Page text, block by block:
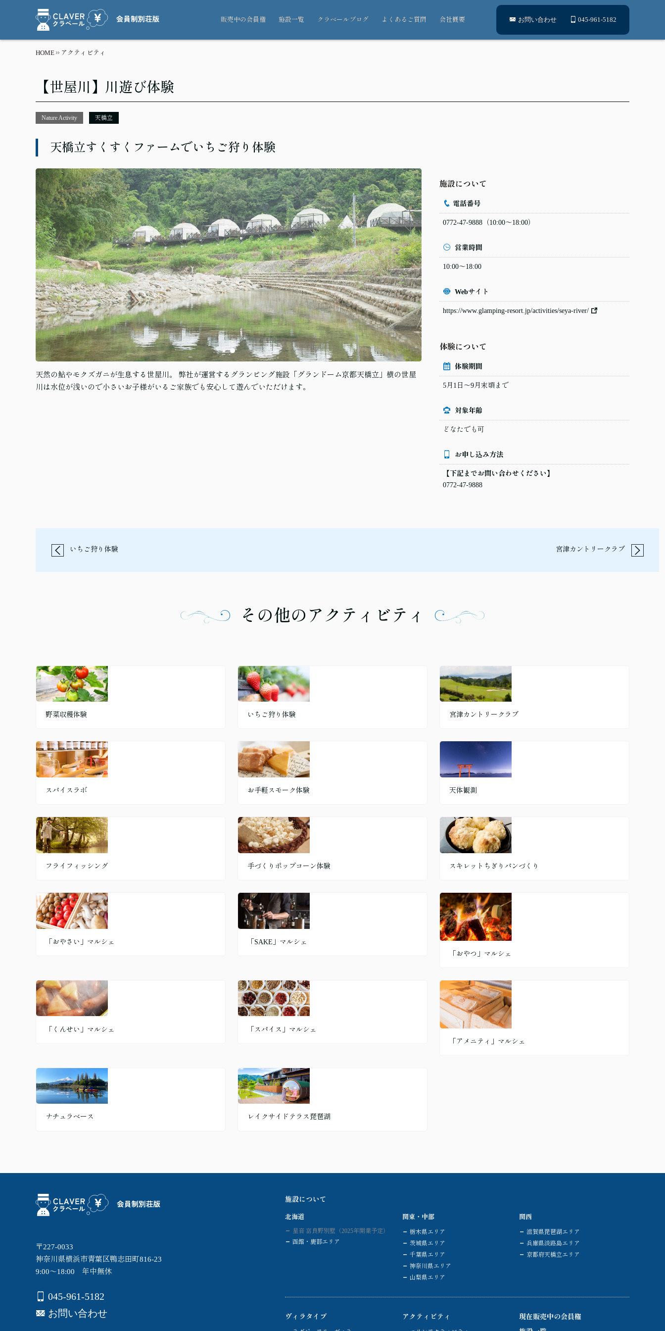
販売中の会員権 施設一覧 クラベールブログ よくあるご質問 会社概要 お問い合わせ 045-961-5182
HOME アクティビティ
【世屋川】川遊び体験
Nature Activity 天橋立
天橋立すくすくファームでいちご狩り体験
天然の鮎やモクズガニが生息する世屋川。 弊社が運営するグランピング施設「グランドーム京都天橋立」横の世屋
川は水位が浅いので小さいお子様がいるご家族でも安心して遊んでいただけます。
施設について
電話番号
0772-47-9888 （10:00〜18:00）
営業時間
10:00〜18:00
Webサイト
https://www.glamping-resort.jp/activities/seya-river/
体験について
体験期間
5月1日～9月末頃まで
対象年齢
どなたでも可
お申し込み方法
【下記までお問い合わせください】
0772-47-9888
いちご狩り体験 宮津カントリークラブ
その他のアクティビティ
野菜収穫体験 いちご狩り体験 宮津カントリークラブ
スパイスラボ お手軽スモーク体験 天体観測
フライフィッシング 手づくりポップコーン体験 スキレットちぎりパンづくり
「おやさい」マルシェ
「SAKE」マルシェ
「おやつ」マルシェ
「くんせい」マルシェ
「スパイス」マルシェ
「アメニティ」マルシェ
ナチュラベース レイクサイドテラス琵琶湖
〒227-0033
神奈川県横浜市青葉区鴨志田町816-23
9:00～18:00 年中無休
045-961-5182
お問い合わせ
施設について
北海道
星音 富良野別墅（2025年開業予定）
函館・鹿部エリア
関東・中部
栃木県エリア
茨城県エリア
千葉県エリア
神奈川県エリア
山梨県エリア
関西
滋賀県琵琶湖エリア
兵庫県淡路島エリア
京都府天橋立エリア
ヴィラタイプ アクティビティ
現在販売中の会員権